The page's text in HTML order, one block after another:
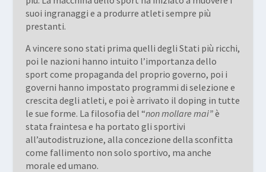
suoi ingranaggi e a produrre atleti sempre più
prestanti.
A vincere sono stati prima quelli degli Stati più ricchi,
poi le nazioni hanno intuito l’importanza dello
sport come propaganda del proprio governo, poi i
governi hanno impostato programmi di selezione e
crescita degli atleti, e poi è arrivato il doping in tutte
le sue forme. La filosofia del “non mollare mai”è
stata fraintesa e ha portato gli sportivi
all’autodistruzione, alla concezione della sconfitta
come fallimento non solo sportivo, ma anche
morale ed umano.